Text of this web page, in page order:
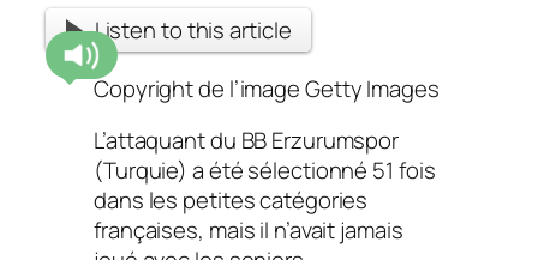
Listen to this article
Copyright de l’imageGetty Images
L’attaquant du BB Erzurumspor
(Turquie) a été sélectionné 51 fois
dans les petites catégories
françaises, mais il n’avait jamais